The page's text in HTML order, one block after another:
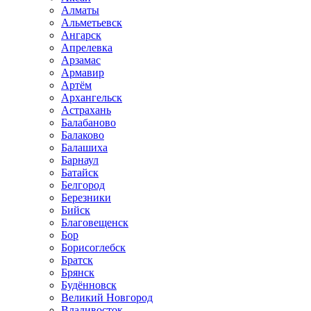
Алматы
Альметьевск
Ангарск
Апрелевка
Арзамас
Армавир
Артём
Архангельск
Астрахань
Балабаново
Балаково
Балашиха
Барнаул
Батайск
Белгород
Березники
Бийск
Благовещенск
Бор
Борисоглебск
Братск
Брянск
Будённовск
Великий Новгород